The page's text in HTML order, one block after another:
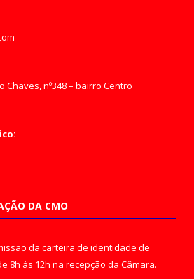
Chaves, nº348 – bairro Centro
DA CMO
da carteira de identidade de
8h às 12h na recepção da Câmara.